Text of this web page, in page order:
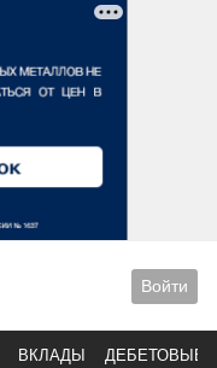
Войти
ВКЛАДЫ ДЕБЕТОВЫЕ